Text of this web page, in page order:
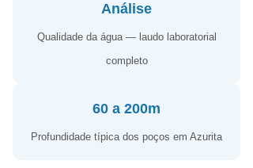
Análise
Qualidade da água — laudo laboratorial
completo
60 a 200m
Profundidade típica dos poços em Azurita